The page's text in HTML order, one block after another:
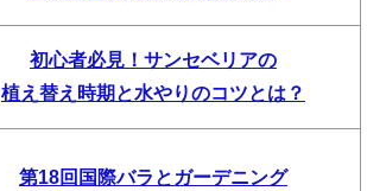
初心者必見！サンセベリアの
植え替え時期と水やりのコツとは？
第18回国際バラとガーデニング